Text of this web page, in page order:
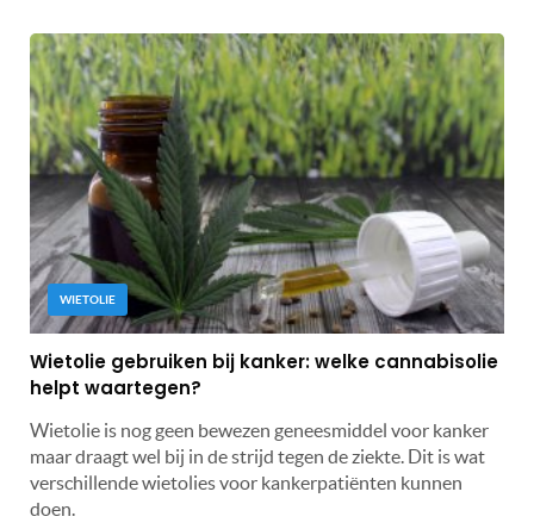
WIETOLIE
Wietolie gebruiken bij kanker: welke cannabisolie
helpt waartegen?
Wietolie is nog geen bewezen geneesmiddel voor kanker
maar draagt wel bij in de strijd tegen de ziekte. Dit is wat
verschillende wietolies voor kankerpatiënten kunnen
doen.